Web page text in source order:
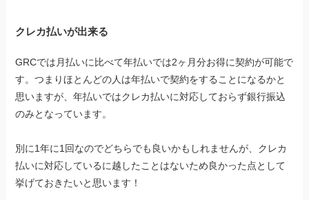
クレカ払いが出来る
GRCでは月払いに比べて年払いでは2ヶ月分お得に契約が可能で
す。つまりほとんどの人は年払いで契約をすることになるかと
思いますが、年払いではクレカ払いに対応しておらず銀行振込
のみとなっています。
別に1年に1回なのでどちらでも良いかもしれませんが、クレカ
払いに対応しているに越したことはないため良かった点として
挙げておきたいと思います！